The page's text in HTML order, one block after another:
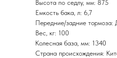
Высота по седлу, мм: 875
Емкость бака, л: 6,7
Передние/задние тормоза:
Вес, кг: 100
Колесная база, мм: 1340
Страна происхождения: